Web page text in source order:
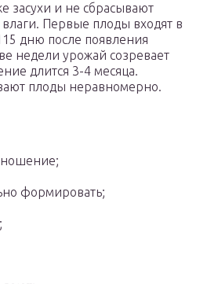
засухи и не сбрасывают
влаги. Первые плоды входят в
дню после появления
недели урожай созревает
длится 3-4 месяца.
плоды неравномерно.
формировать;